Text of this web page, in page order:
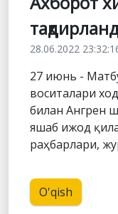
28.06.2022
27 июнь -
воситалари
билан Ангрен
яшаб ижод
раҳбарлари,
O'qish